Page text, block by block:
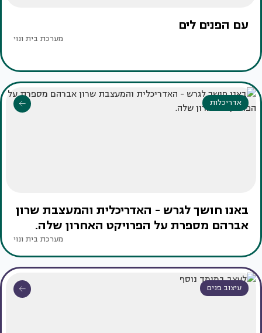
עם הפנים לים
מערכת בית ונוי
אדריכלות
באנו חושך לגרש - האדריכלית והמעצבת שרון
אברהם מספרת על הפרויקט האחרון שלה.
מערכת בית ונוי
עיצוב פנים